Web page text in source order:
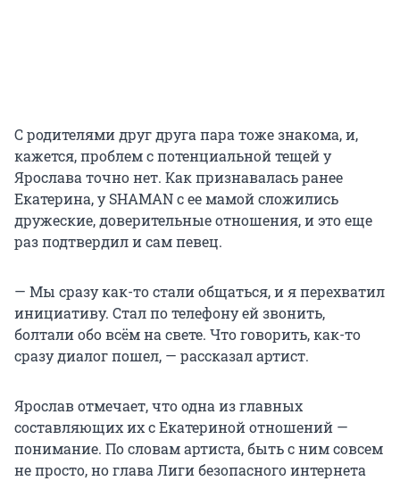
С родителями друг друга пара тоже знакома, и,
кажется, проблем с потенциальной тещей у
Ярослава точно нет. Как признавалась ранее
Екатерина, у SHAMAN с ее мамой сложились
дружеские, доверительные отношения, и это еще
раз подтвердил и сам певец.
— Мы сразу как-то стали общаться, и я перехватил
инициативу. Стал по телефону ей звонить,
болтали обо всём на свете. Что говорить, как-то
сразу диалог пошел, — рассказал артист.
Ярослав отмечает, что одна из главных
составляющих их с Екатериной отношений —
понимание. По словам артиста, быть с ним совсем
не просто, но глава Лиги безопасного интернета